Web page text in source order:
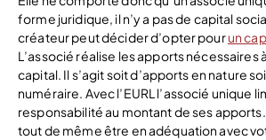
forme juridique, il n’y a pas de capital
créateur peut décider d’opter pourun
L’associé réalise les apports nécessaires
capital. Il s’agit soit d’apports en nature
numéraire. Avec l’EURL l’associé unique
responsabilité au montant de ses
tout de même être en adéquation avec